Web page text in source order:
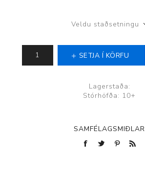
Veldu staðsetningu
SETJA Í KÖRFU
Lagerstaða:
Stórhöfða: 10+
SAMFÉLAGSMIÐLAR